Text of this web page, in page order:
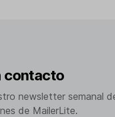
contacto
newsletter semanal
de MailerLite.